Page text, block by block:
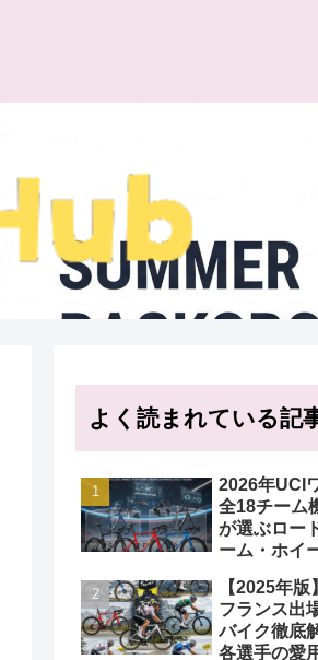
よく読まれている記
2026年UCI
全18チーム
が選ぶロー
ーム・ホイ
【2025年版
フランス出
バイク徹底
各選手の愛